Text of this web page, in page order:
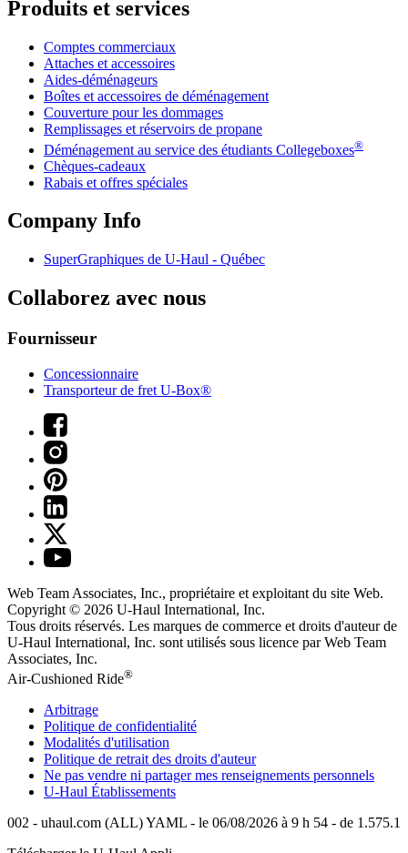
Produits et services
Comptes commerciaux
Attaches et accessoires
Aides-déménageurs
Boîtes et accessoires de déménagement
Couverture pour les dommages
Remplissages et réservoirs de propane
Déménagement au service des étudiants Collegeboxes®
Chèques-cadeaux
Rabais et offres spéciales
Company Info
SuperGraphiques de U-Haul - Québec
Collaborez avec nous
Fournisseur
Concessionnaire
Transporteur de fret U-Box®
Web Team Associates, Inc., propriétaire et exploitant du site Web.
Copyright © 2026 U-Haul International, Inc.
Tous droits réservés. Les marques de commerce et droits d'auteur de
U-Haul International, Inc. sont utilisés sous licence par Web Team
Associates, Inc.
Air-Cushioned Ride®
Arbitrage
Politique de confidentialité
Modalités d'utilisation
Politique de retrait des droits d'auteur
Ne pas vendre ni partager mes renseignements personnels
U-Haul Établissements
002 - uhaul.com (ALL) YAML - le 06/08/2026 à 9 h 54 - de 1.575.1